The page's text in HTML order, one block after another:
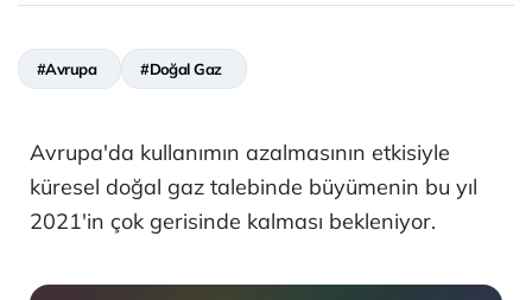
#Avrupa #Doğal Gaz
Avrupa'da kullanımın azalmasının etkisiyle
küresel doğal gaz talebinde büyümenin bu yıl
2021'in çok gerisinde kalması bekleniyor.